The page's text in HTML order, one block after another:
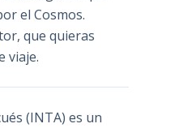
el Cosmos.
que quieras
viaje.
(INTA) es un